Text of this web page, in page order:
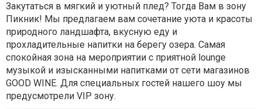
Закутаться в мягкий и уютный плед? Тогда Вам в зону
Пикник! Мы предлагаем вам сочетание уюта и красоты
природного ландшафта, вкусную еду и
прохладительные напитки на берегу озера. Самая
спокойная зона на мероприятии с приятной lounge
музыкой и изысканными напитками от сети магазинов
GOOD WINE. Для специальных гостей нашего шоу мы
предусмотрели VIP зону.